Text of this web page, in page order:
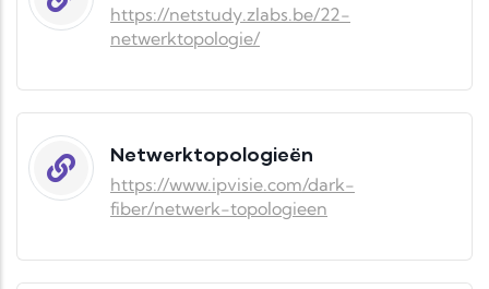
https://netstudy.zlabs.be/22-
netwerktopologie/
Netwerktopologieën
https://www.ipvisie.com/dark-
fiber/netwerk-topologieen